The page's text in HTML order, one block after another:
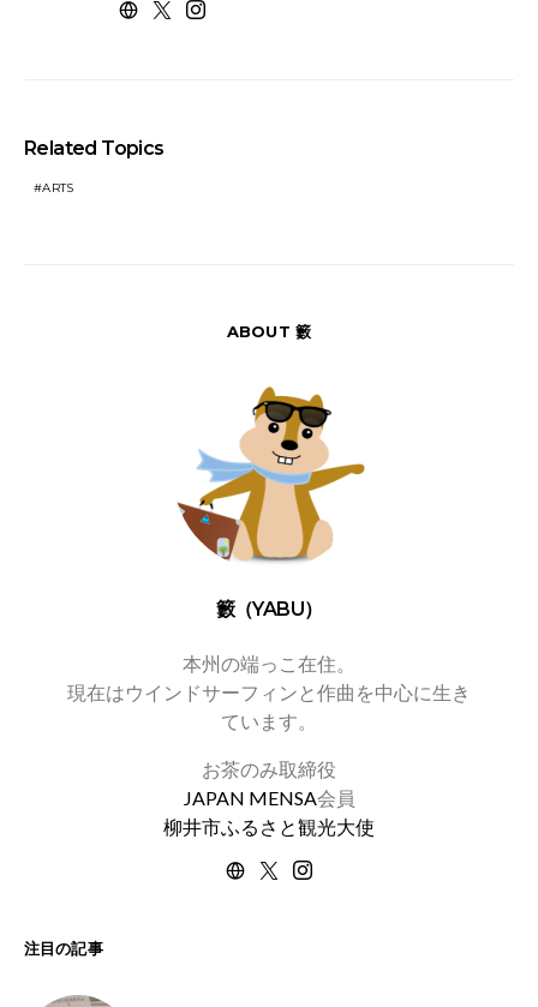
Related Topics
ARTS
ABOUT 籔
籔（YABU）
本州の端っこ在住。
現在はウインドサーフィンと作曲を中心に生き
ています。
お茶のみ取締役
JAPAN MENSA会員
柳井市ふるさと観光大使
注目の記事